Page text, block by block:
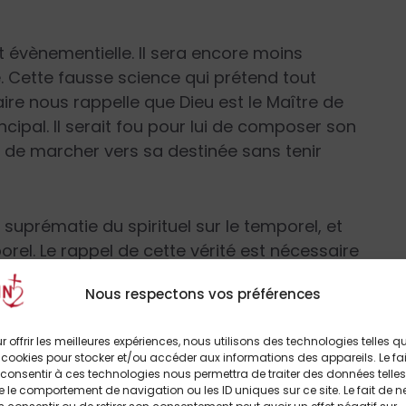
Nous respectons vos préférences
offrir les meilleures expériences, nous utilisons des technologies telles
pour stocker et/ou accéder aux informations des appareils. Le
à ces technologies nous permettra de traiter des données telles
le comportement de navigation ou les ID uniques sur ce site. Le fait de
Il sera encore moins
fausse science qui prétend tout
nous rappelle que Dieu est le Maître de
Il serait fou pour lui de composer son
marcher vers sa destinée sans tenir
du spirituel sur le temporel, et
Le rappel de cette vérité est nécessaire
de laïcisme qui a fini par glacer notre
que nos pays doivent être régis dans
pas de séparation mais bien
car Dieu est aussi le Maître des nations !
:« Si l’on fait ce que je vais vous dire, on
aux hommes ce qu’ils doivent faire